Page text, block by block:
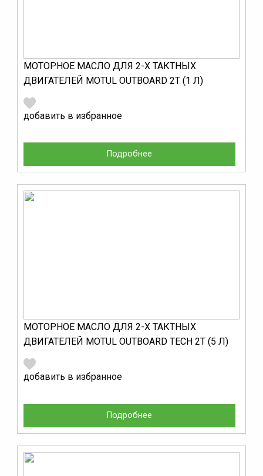
МОТОРНОЕ МАСЛО ДЛЯ 2-Х ТАКТНЫХ
ДВИГАТЕЛЕЙ MOTUL OUTBOARD 2T (1 Л)
Подробнее
добавить в избранное
МОТОРНОЕ МАСЛО ДЛЯ 2-Х ТАКТНЫХ
ДВИГАТЕЛЕЙ MOTUL OUTBOARD TECH 2T (5 Л)
Подробнее
добавить в избранное